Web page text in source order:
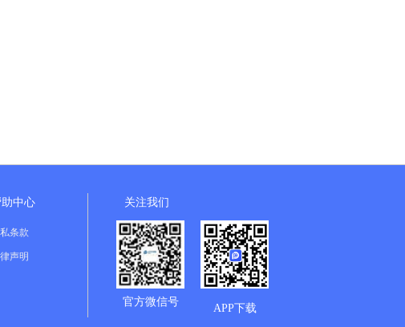
中心
条款
声明
关注我们
官方微信号
APP下载